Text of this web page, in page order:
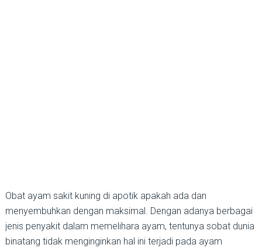
Obat ayam sakit kuning di apotik apakah ada dan
menyembuhkan dengan maksimal. Dengan adanya berbagai
jenis penyakit dalam memelihara ayam, tentunya sobat dunia
binatang tidak menginginkan hal ini terjadi pada ayam